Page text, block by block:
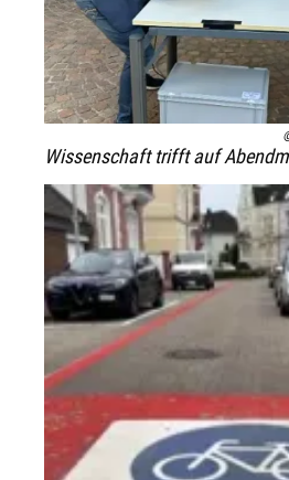
Wissenschaft trifft auf